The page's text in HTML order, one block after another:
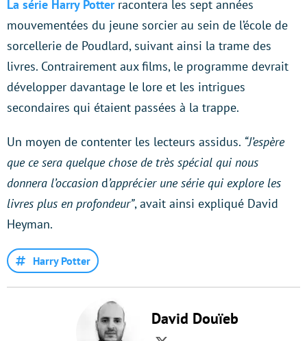
La série Harry Potter racontera les sept années
mouvementées du jeune sorcier au sein de l’école de
sorcellerie de Poudlard, suivant ainsi la trame des
livres. Contrairement aux films, le programme devrait
développer davantage le lore et les intrigues
secondaires qui étaient passées à la trappe.
Un moyen de contenter les lecteurs assidus. “J’espère
que ce sera quelque chose de très spécial qui nous
donnera l’occasion d’apprécier une série qui explore les
livres plus en profondeur”, avait ainsi expliqué David
Heyman.
Harry Potter
David Douïeb